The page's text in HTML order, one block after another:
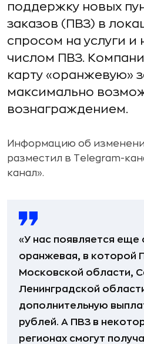
поддержку новых
заказов (ПВЗ) в
спросом на услуги и
числом ПВЗ.
карту «оранжевую»
максимально
вознаграждением.
Информацию об
разместил в Telegram-
канал».
«У нас появляется еще
оранжевая, в которой
Московской области,
Ленинградской
дополнительную
рублей. А ПВЗ в
регионах смогут